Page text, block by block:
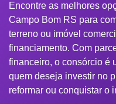
Encontre as melhores
Campo Bom RS para
terreno ou imóvel
financiamento. Com
financeiro, o consórcio é
quem deseja investir no
reformar ou conquistar o